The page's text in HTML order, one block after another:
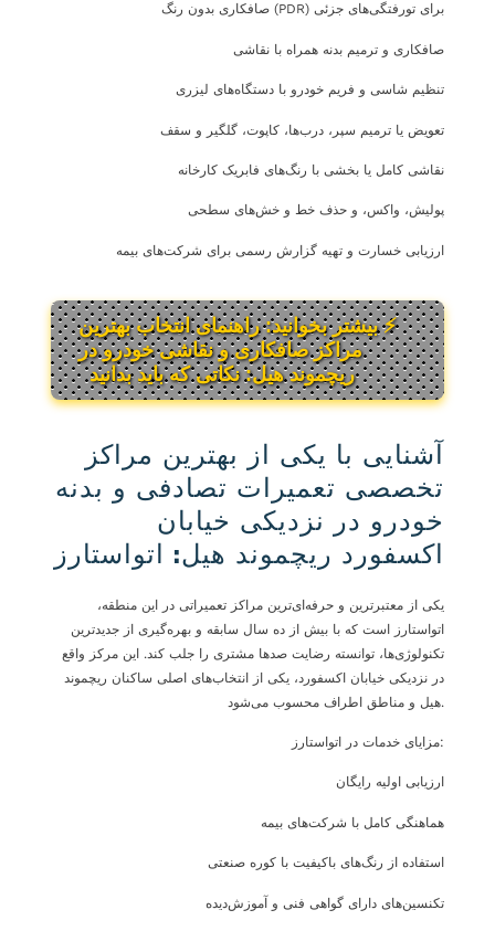
صافکاری بدون رنگ (PDR) برای تورفتگی‌های جزئی
صافکاری و ترمیم بدنه همراه با نقاشی
تنظیم شاسی و فریم خودرو با دستگاه‌های لیزری
تعویض یا ترمیم سپر، درب‌ها، کاپوت، گلگیر و سقف
نقاشی کامل یا بخشی با رنگ‌های فابریک کارخانه
پولیش، واکس، و حذف خط و خش‌های سطحی
ارزیابی خسارت و تهیه گزارش رسمی برای شرکت‌های بیمه
⚡ بیشتر بخوانید: راهنمای انتخاب بهترین
مراکز صافکاری و نقاشی خودرو در
ریچموند هیل: نکاتی که باید بدانید
آشنایی با یکی از بهترین مراکز
تخصصی تعمیرات تصادفی و بدنه
خودرو در نزدیکی خیابان
اکسفورد ریچموند هیل: اتواستارز
یکی از معتبرترین و حرفه‌ای‌ترین مراکز تعمیراتی در این منطقه،
اتواستارز است که با بیش از ده سال سابقه و بهره‌گیری از جدیدترین
تکنولوژی‌ها، توانسته رضایت صدها مشتری را جلب کند. این مرکز واقع
در نزدیکی خیابان اکسفورد، یکی از انتخاب‌های اصلی ساکنان ریچموند
هیل و مناطق اطراف محسوب می‌شود.
مزایای خدمات در اتواستارز:
ارزیابی اولیه رایگان
هماهنگی کامل با شرکت‌های بیمه
استفاده از رنگ‌های باکیفیت با کوره صنعتی
تکنسین‌های دارای گواهی فنی و آموزش‌دیده